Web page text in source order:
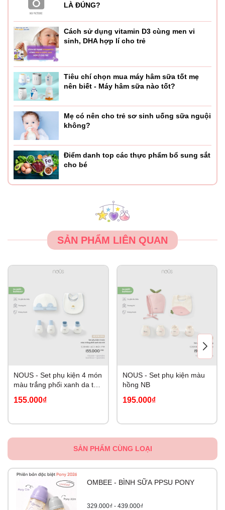
LÀ ĐÚNG?
Cách sử dụng vitamin D3 cùng men vi
sinh, DHA hợp lí cho trẻ
Tiêu chí chọn mua máy hâm sữa tốt mẹ
nên biết - Máy hâm sữa nào tốt?
Mẹ có nên cho trẻ sơ sinh uống sữa nguội
không?
Điểm danh top các thực phẩm bổ sung sắt
cho bé
SẢN PHẨM LIÊN QUAN
NOUS - Set phụ kiện 4 món
màu trắng phối xanh da trời
155.000₫
NOUS - Set phụ kiện màu
hồng NB
195.000₫
SẢN PHẨM CÙNG LOẠI
OMBEE - BÌNH SỮA PPSU PONY
329.000₫ - 439.000₫